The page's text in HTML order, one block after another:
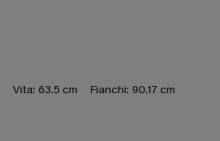
Vita: 63.5 cm Fianchi: 90.17 cm